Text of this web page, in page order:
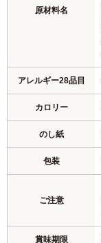
原材料名
アレルギー28品目
カロリー
のし紙
包装
ご注意
賞味期限